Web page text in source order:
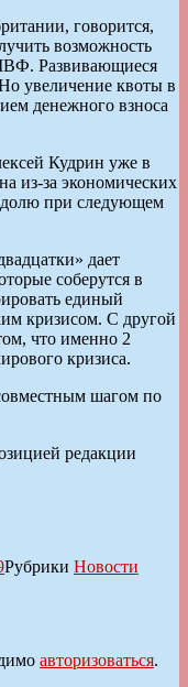
говорится,
возможность
Развивающиеся
увеличение квоты в
денежного взноса
Кудрин уже в
из-за экономических
долю при следующем
дает
соберутся в
единый
кризисом. С другой
что именно 2
кризиса.
шагом по
редакции
Рубрики Новости
авторизоваться.